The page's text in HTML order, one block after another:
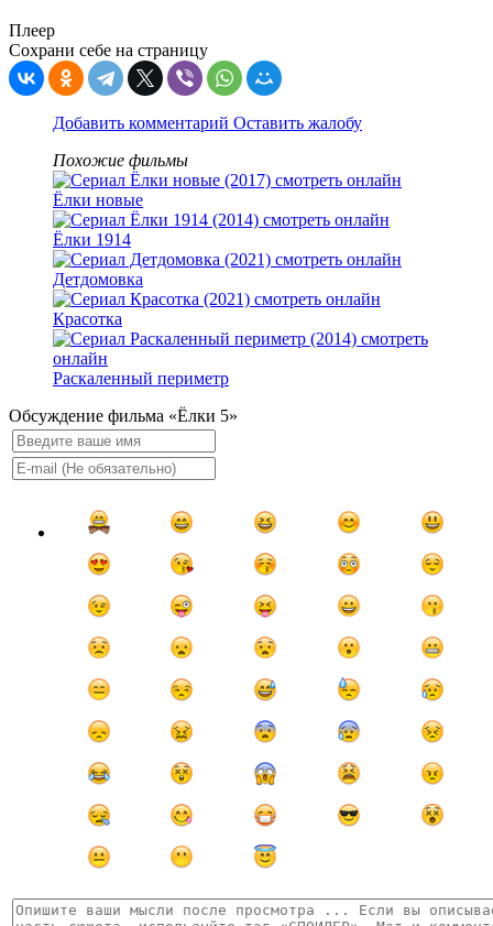
Плеер
Сохрани себе на страницу
Добавить комментарий Оставить жалобу
Похожие фильмы
Ёлки новые
Ёлки 1914
Детдомовка
Красотка
Раскаленный периметр
Обсуждение фильма «Ёлки 5»